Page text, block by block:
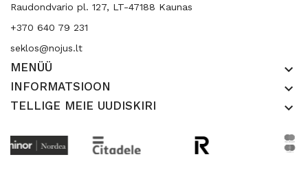
Raudondvario pl. 127, LT-47188 Kaunas
+370 640 79 231
seklos@nojus.lt
MENÜÜ keyboard_arrow_down
INFORMATSIOON keyboard_arrow_down
TELLIGE MEIE UUDISKIRI keyboard_arrow_down